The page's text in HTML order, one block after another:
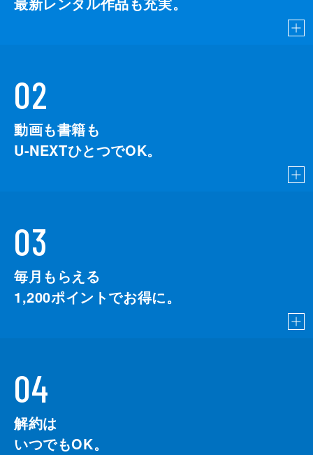
02
動画も書籍も
U-NEXTひとつでOK。
03
毎月もらえる
1,200ポイントでお得に。
04
解約は
いつでもOK。